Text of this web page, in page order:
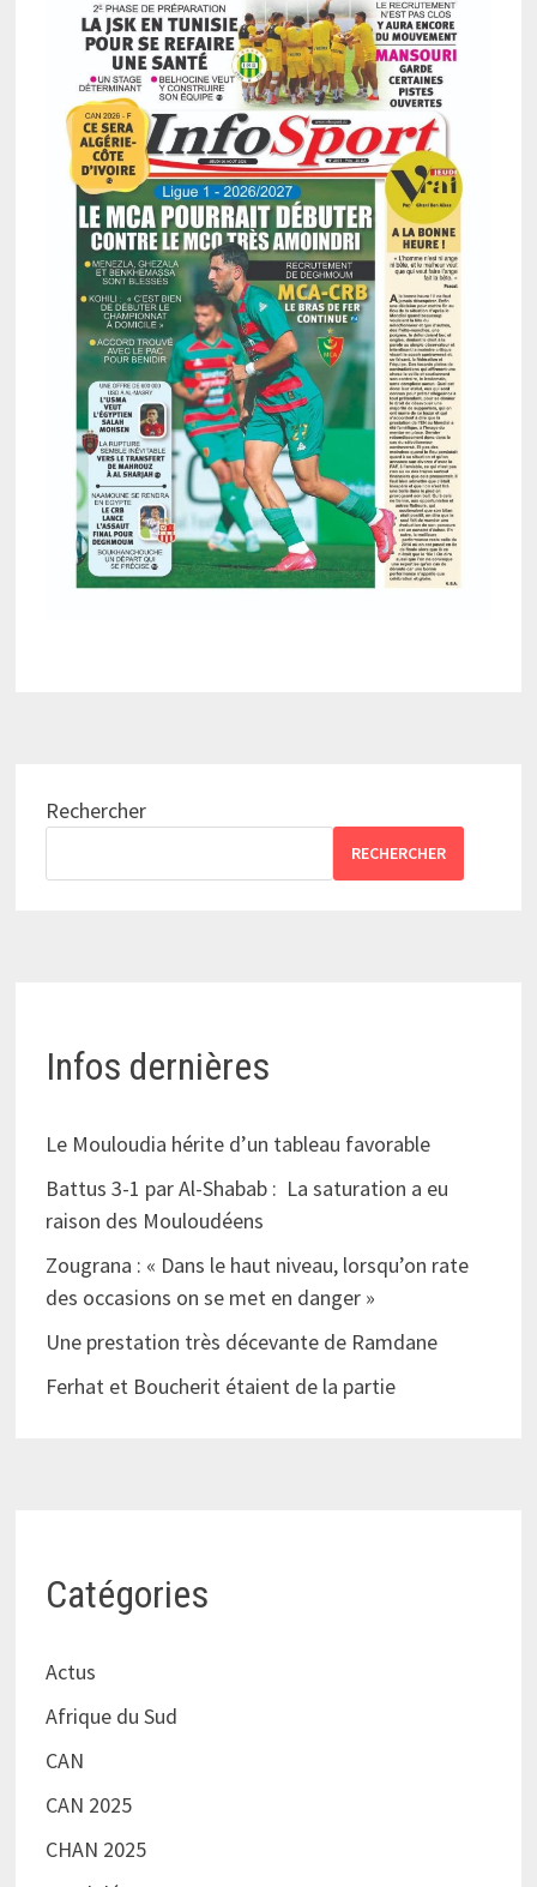
Rechercher
RECHERCHER
Infos dernières
Le Mouloudia hérite d’un tableau favorable
Battus 3-1 par Al-Shabab : La saturation a eu
raison des Mouloudéens
Zougrana : « Dans le haut niveau, lorsqu’on rate
des occasions on se met en danger »
Une prestation très décevante de Ramdane
Ferhat et Boucherit étaient de la partie
Catégories
Actus
Afrique du Sud
CAN
CAN 2025
CHAN 2025